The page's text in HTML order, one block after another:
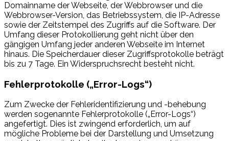
Domainname der Webseite, der Webbrowser und die
Webbrowser-Version, das Betriebssystem, die IP-Adresse
sowie der Zeitstempel des Zugriffs auf die Software. Der
Umfang dieser Protokollierung geht nicht über den
gängigen Umfang jeder anderen Webseite im Internet
hinaus. Die Speicherdauer dieser Zugriffsprotokolle beträgt
bis zu 7 Tage. Ein Widerspruchsrecht besteht nicht.
Fehlerprotokolle („Error-Logs“)
Zum Zwecke der Fehleridentifizierung und -behebung
werden sogenannte Fehlerprotokolle („Error-Logs“)
angefertigt. Dies ist zwingend erforderlich, um auf
mögliche Probleme bei der Darstellung und Umsetzung